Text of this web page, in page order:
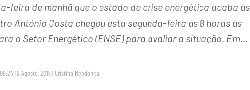
feira de manhã que o estado de crise energética acaba às
António Costa chegou esta segunda-feira às 8 horas às
o Setor Energético (ENSE) para avaliar a situação. Em…
09:24 19 Agosto, 2019 | Cristina Mendonça